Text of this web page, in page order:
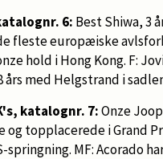
6: Best Shiwa, 3
fleste europæiske
hold i Hong Kong. F:
års med Helgstrand i
katalognr. 7:Onze
og topplacerede i Grand
springning. MF: Acorado